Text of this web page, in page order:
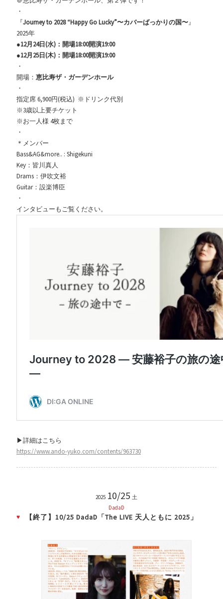
・
『Journey to 2028 “Happy Go Lucky”〜カバーばっかりの国〜』
2025年
●12月24日(水)：開場18:00開演19:00
●12月25日(木)：開場18:00開演19:00
・
開場： 恵比寿ザ・ガーデンホール
・
指定席 6,900円(税込) ※ドリンク代別
※3歳以上要チケット
※お一人様 4枚まで
・
＊メンバー
Bass&AG&more.. : Shigekuni
Key：皆川真人
Drams：伊吹文裕
Guitar：設楽博臣
・
インタビューもご覧ください。
▶詳細はこちら
https://www.ando-yuko.com/contents/963730
2025 10/25 土
DadaD
【終了】10/25 DadaD「The LIVE 天人ともに 2025」